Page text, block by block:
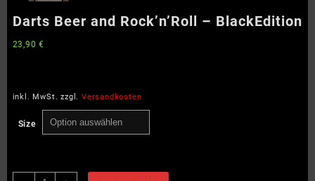
Darts Beer and Rock’n’Roll – BlackEdition
23,90€
inkl. MwSt. zzgl. Versandkosten
Size